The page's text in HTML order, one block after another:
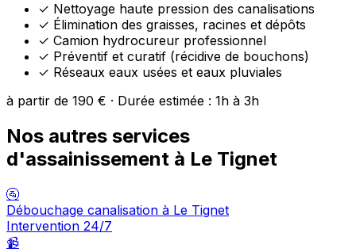
✓ Nettoyage haute pression des canalisations
✓ Élimination des graisses, racines et dépôts
✓ Camion hydrocureur professionnel
✓ Préventif et curatif (récidive de bouchons)
✓ Réseaux eaux usées et eaux pluviales
à partir de 190 € · Durée estimée : 1h à 3h
Nos autres services
d'assainissement à Le Tignet
🚰
Débouchage canalisation à Le Tignet
Intervention 24/7
📹